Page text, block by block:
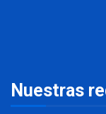
Nuestras